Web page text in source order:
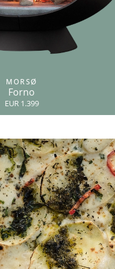
MORSØ
Forno
EUR 1.399